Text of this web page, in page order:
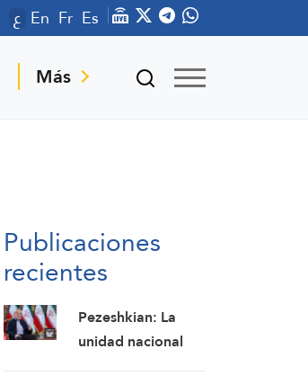
ع En Fr Es
Más
Publicaciones
recientes
Pezeshkian: La
unidad nacional